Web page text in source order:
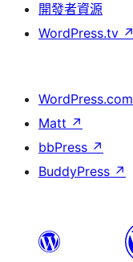
開發者資源
WordPress.tv ↗
WordPress.com
Matt ↗
bbPress ↗
BuddyPress ↗